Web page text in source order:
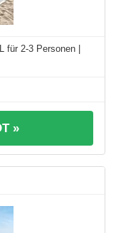
2-3 Personen |
»